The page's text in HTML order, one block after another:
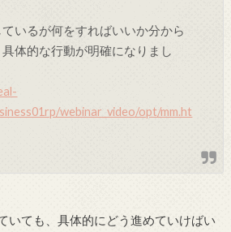
いるが何をすればいいか分から
体的な行動が明確になりまし
webinar_video/opt/mm.ht
いても、具体的にどう進めていけばい